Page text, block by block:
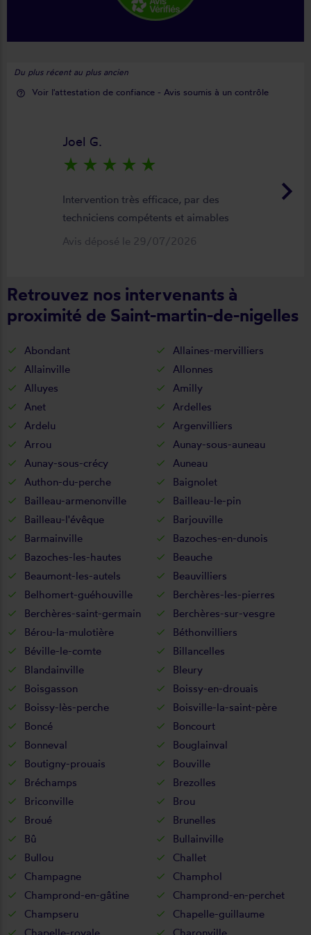
Du plus récent au plus ancien
help_outline Voir l'attestation de confiance - Avis soumis à un contrôle
keyboard_arrow_right
Joel G.
star_rate star_rate star_rate star_rate star_rate
Intervention très efficace, par des
techniciens compétents et aimables
Avis déposé le 29/07/2026
Retrouvez nos intervenants à
proximité de Saint-martin-de-nigelles
Abondant
Allaines-mervilliers
Allainville
Allonnes
Alluyes
Amilly
Anet
Ardelles
Ardelu
Argenvilliers
Arrou
Aunay-sous-auneau
Aunay-sous-crécy
Auneau
Authon-du-perche
Baignolet
Bailleau-armenonville
Bailleau-le-pin
Bailleau-l'évêque
Barjouville
Barmainville
Bazoches-en-dunois
Bazoches-les-hautes
Beauche
Beaumont-les-autels
Beauvilliers
Belhomert-guéhouville
Berchères-les-pierres
Berchères-saint-germain
Berchères-sur-vesgre
Bérou-la-mulotière
Béthonvilliers
Béville-le-comte
Billancelles
Blandainville
Bleury
Boisgasson
Boissy-en-drouais
Boissy-lès-perche
Boisville-la-saint-père
Boncé
Boncourt
Bonneval
Bouglainval
Boutigny-prouais
Bouville
Bréchamps
Brezolles
Briconville
Brou
Broué
Brunelles
Bû
Bullainville
Bullou
Challet
Champagne
Champhol
Champrond-en-gâtine
Champrond-en-perchet
Champseru
Chapelle-guillaume